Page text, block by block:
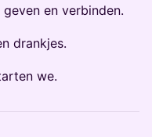
en verbinden.
drankjes.
we.